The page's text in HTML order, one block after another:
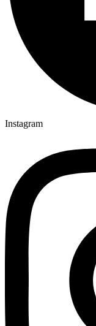
Instagram